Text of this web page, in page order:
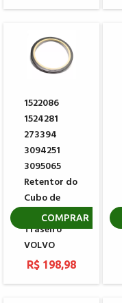
1522086
1524281
273394
3094251
3095065
Retentor do
Cubo de
Roda
Traseiro
VOLVO
R$ 198,98
COMPRAR